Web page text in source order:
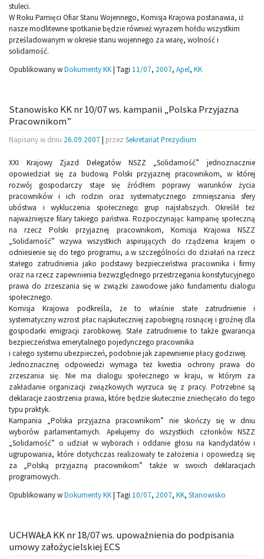
stuleci.
W Roku Pamięci Ofiar Stanu Wojennego, Komisja Krajowa postanawia, iż
nasze modlitewne spotkanie będzie również wyrazem hołdu wszystkim
prześladowanym w okresie stanu wojennego za wiarę, wolność i
solidarność.
Opublikowany wDokumenty KK| Tagi 11/07, 2007, Apel, KK
Stanowisko KK nr 10/07 ws. kampanii „Polska Przyjazna
Pracownikom”
Napisany w dniu 26.09.2007 | przez Sekretariat Prezydium
XXI Krajowy Zjazd Delegatów NSZZ „Solidarność” jednoznacznie
opowiedział się za budową Polski przyjaznej pracownikom, w której
rozwój gospodarczy staje się źródłem poprawy warunków życia
pracowników i ich rodzin oraz systematycznego zmniejszania sfery
ubóstwa i wykluczenia społecznego grup najsłabszych. Określił też
najważniejsze filary takiego państwa. Rozpoczynając kampanię społeczną
na rzecz Polski przyjaznej pracownikom, Komisja Krajowa NSZZ
„Solidarność” wzywa wszystkich aspirujących do rządzenia krajem o
odniesienie się do tego programu, a w szczególności do działań na rzecz
stałego zatrudnienia jako podstawy bezpieczeństwa pracownika i firmy
oraz na rzecz zapewnienia bezwzględnego przestrzegania konstytucyjnego
prawa do zrzeszania się w związki zawodowe jako fundamentu dialogu
społecznego.
Komisja Krajowa podkreśla, że to właśnie stałe zatrudnienie i
systematyczny wzrost płac najskuteczniej zapobiegną rosnącej i groźnej dla
gospodarki emigracji zarobkowej. Stałe zatrudnienie to także gwarancja
bezpieczeństwa emerytalnego pojedynczego pracownika
i całego systemu ubezpieczeń, podobnie jak zapewnienie płacy godziwej.
Jednoznacznej odpowiedzi wymaga też kwestia ochrony prawa do
zrzeszania się. Nie ma dialogu społecznego w kraju, w którym za
zakładanie organizacji związkowych wyrzuca się z pracy. Potrzebne są
deklaracje zaostrzenia prawa, które będzie skutecznie zniechęcało do tego
typu praktyk.
Kampania „Polska przyjazna pracownikom” nie skończy się w dniu
wyborów parlamentarnych. Apelujemy do wszystkich członków NSZZ
„Solidarność” o udział w wyborach i oddanie głosu na kandydatów i
ugrupowania, które dotychczas realizowały te założenia i opowiedzą się
za „Polską przyjazną pracownikom” także w swoich deklaracjach
programowych.
Opublikowany wDokumenty KK| Tagi 10/07, 2007, KK, Stanowisko
UCHWAŁA KK nr 18/07 ws. upoważnienia do podpisania
umowy założycielskiej ECS